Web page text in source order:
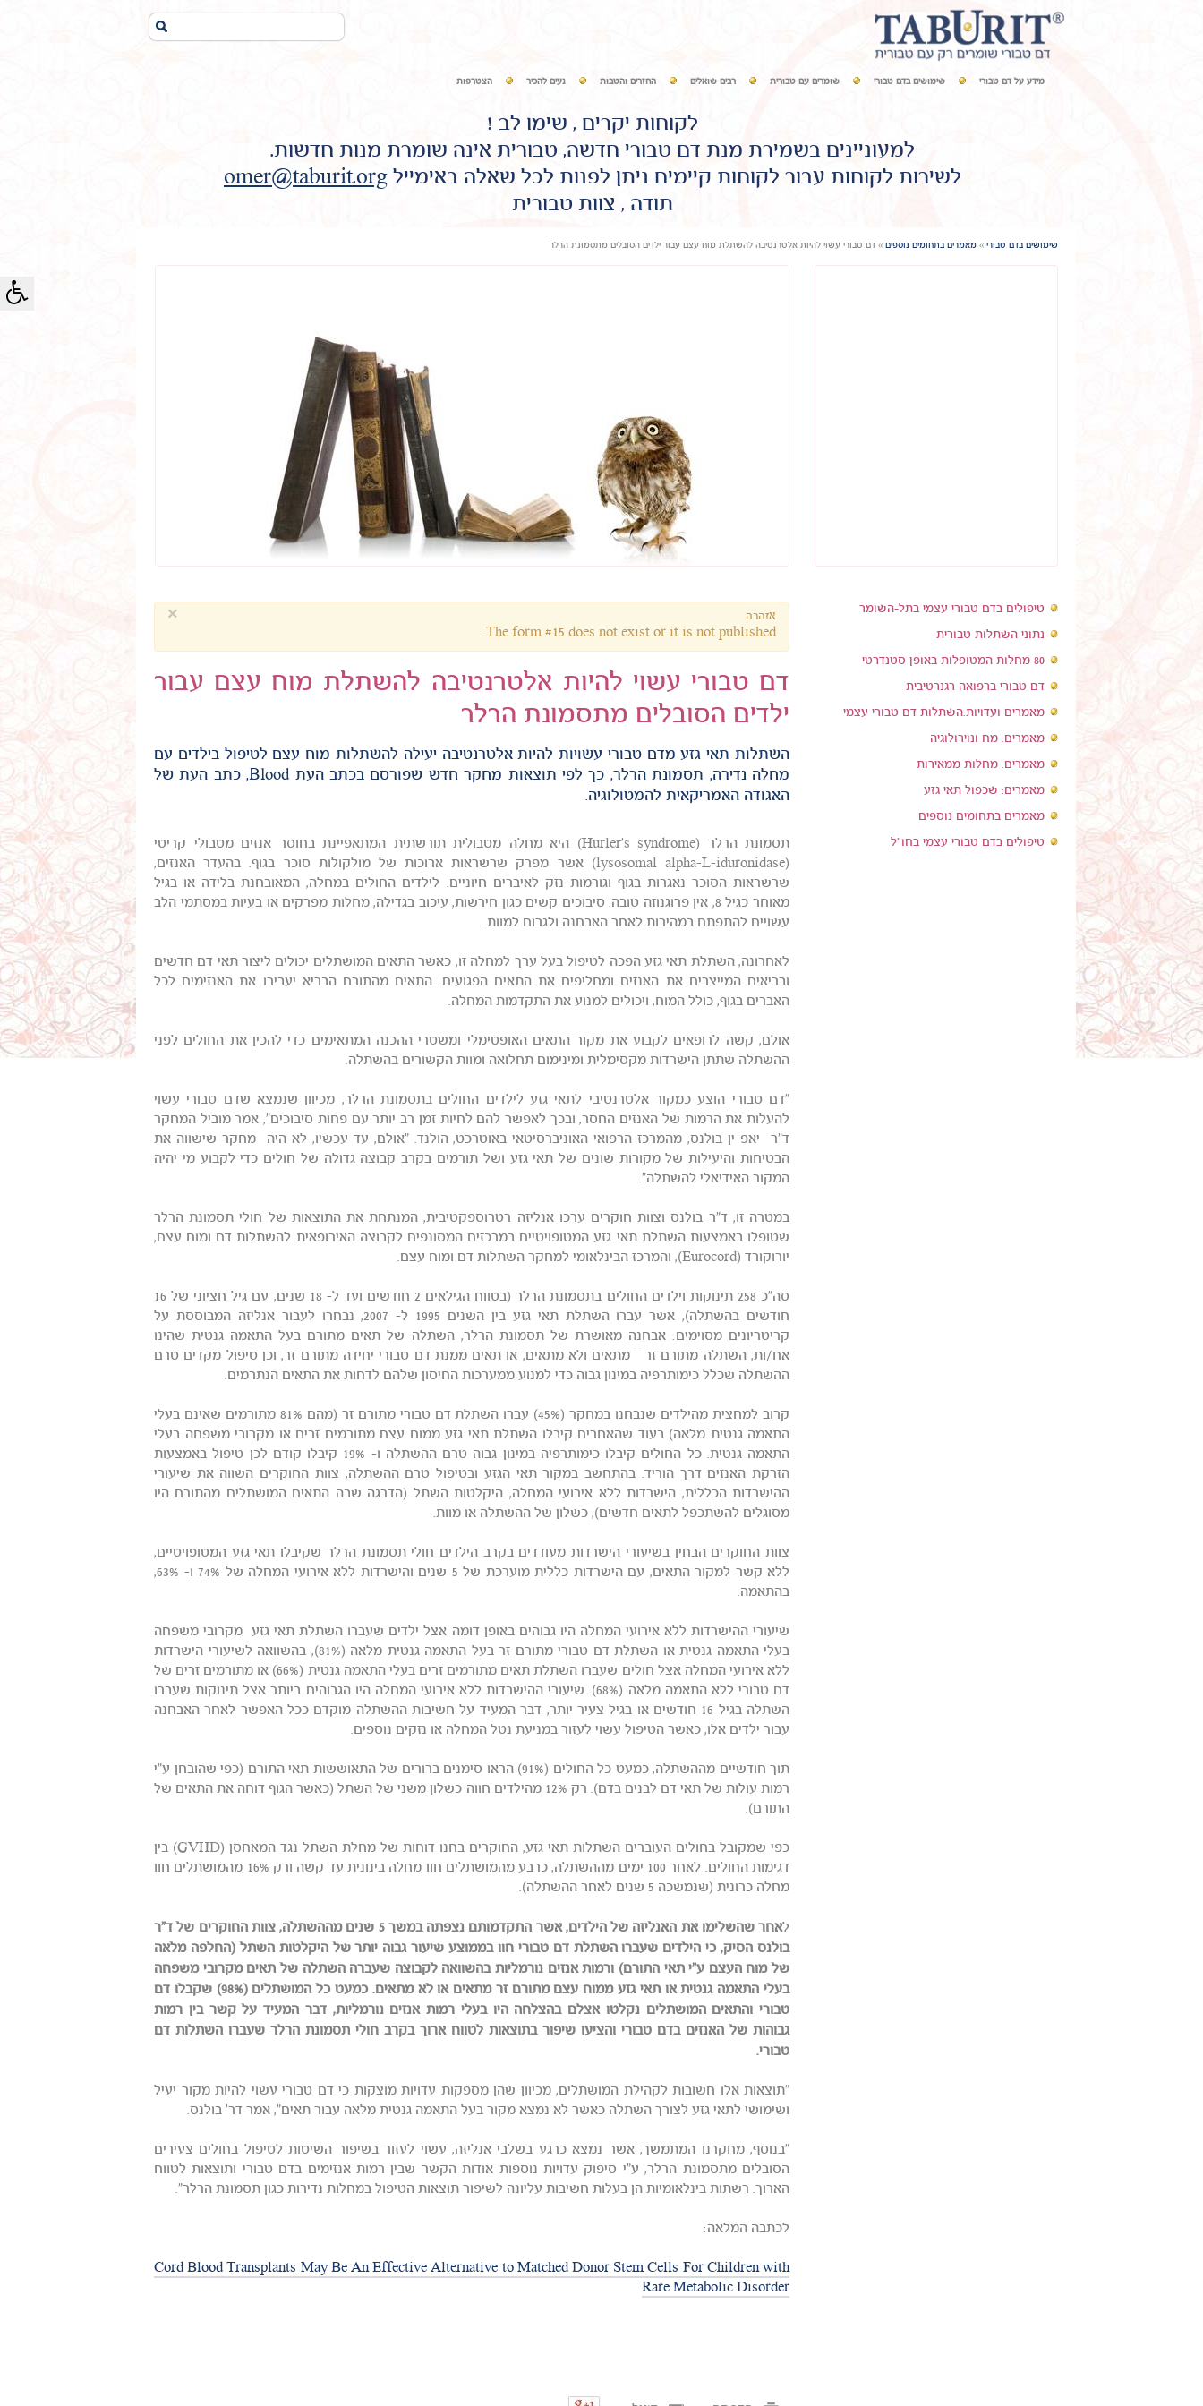
מידע על דם טבורי שימושים בדם טבורי שומרים עם טבורית רבים שואלים החזרים והטבות נעים להכיר הצטרפות
לקוחות יקרים , שימו לב !
למעוניינים בשמירת מנת דם טבורי חדשה, טבורית אינה שומרת מנות חדשות.
לשירות לקוחות עבור לקוחות קיימים ניתן לפנות לכל שאלה באימייל omer@taburit.org
תודה , צוות טבורית
שימושים בדם טבורי » מאמרים בתחומים נוספים » דם טבורי עשוי להיות אלטרנטיבה להשתלת מוח עצם עבור ילדים הסובלים מתסמונת הרלר
טיפולים בדם טבורי עצמי בתל-השומר
נתוני השתלות טבורית
80 מחלות המטופלות באופן סטנדרטי
דם טבורי ברפואה רגנרטיבית
מאמרים ועדויות:השתלות דם טבורי עצמי
מאמרים: מח ונוירולוגיה
מאמרים: מחלות ממאירות
מאמרים: שכפול תאי גזע
מאמרים בתחומים נוספים
טיפולים בדם טבורי עצמי בחו"ל
× אזהרה
The form #15 does not exist or it is not published.
דם טבורי עשוי להיות אלטרנטיבה להשתלת מוח עצם עבור
ילדים הסובלים מתסמונת הרלר
השתלות תאי גזע מדם טבורי עשויות להיות אלטרנטיבה יעילה להשתלות מוח עצם לטיפול בילדים עם
מחלה נדירה, תסמונת הרלר, כך לפי תוצאות מחקר חדש שפורסם בכתב העת Blood, כתב העת של
האגודה האמריקאית להמטולוגיה.
תסמונת הרלר (Hurler's syndrome) היא מחלה מטבולית תורשתית המתאפיינת בחוסר אנזים מטבולי קריטי
(lysosomal alpha-L-iduronidase) אשר מפרק שרשראות ארוכות של מולקולות סוכר בגוף. בהעדר האנזים,
שרשראות הסוכר נאגרות בגוף וגורמות נזק לאיברים חיוניים. לילדים החולים במחלה, המאובחנת בלידה או בגיל
מאוחר כגיל 8, אין פרוגנוזה טובה. סיבוכים קשים כגון חירשות, עיכוב בגדילה, מחלות מפרקים או בעיות במסתמי הלב
עשויים להתפתח במהירות לאחר האבחנה ולגרום למוות.
לאחרונה, השתלת תאי גזע הפכה לטיפול בעל ערך למחלה זו, כאשר התאים המושתלים יכולים ליצור תאי דם חדשים
ובריאים המייצרים את האנזים ומחליפים את התאים הפגועים. התאים מהתורם הבריא יעבירו את האנזימים לכל
האברים בגוף, כולל המוח, ויכולים למנוע את התקדמות המחלה.
אולם, קשה לרופאים לקבוע את מקור התאים האופטימלי ומשטרי ההכנה המתאימים כדי להכין את החולים לפני
ההשתלה שתתן הישרדות מקסימלית ומינימום תחלואה ומוות הקשורים בהשתלה.
"דם טבורי הוצע כמקור אלטרנטיבי לתאי גזע לילדים החולים בתסמונת הרלר, מכיוון שנמצא שדם טבורי עשוי
להעלות את הרמות של האנזים החסר, ובכך לאפשר להם לחיות זמן רב יותר עם פחות סיבוכים", אמר מוביל המחקר
ד"ר יאפ ין בולנס, מהמרכז הרפואי האוניברסיטאי באוטרכט, הולנד. "אולם, עד עכשיו, לא היה מחקר שישווה את
הבטיחות והיעילות של מקורות שונים של תאי גזע ושל תורמים בקרב קבוצה גדולה של חולים כדי לקבוע מי יהיה
המקור האידיאלי להשתלה".
במטרה זו, ד"ר בולנס וצוות חוקרים ערכו אנליזה רטרוספקטיבית, המנתחת את התוצאות של חולי תסמונת הרלר
שטופלו באמצעות השתלת תאי גזע המטופויטיים במרכזים המסונפים לקבוצה האירופאית להשתלות דם ומוח עצם,
יורוקורד (Eurocord), והמרכז הבינלאומי למחקר השתלות דם ומוח עצם.
סה"כ 258 תינוקות וילדים החולים בתסמונת הרלר (בטווח הגילאים 2 חודשים ועד ל- 18 שנים, עם גיל חציוני של 16
חודשים בהשתלה), אשר עברו השתלת תאי גזע בין השנים 1995 ל- 2007, נבחרו לעבור אנליזה המבוססת על
קריטריונים מסוימים: אבחנה מאושרת של תסמונת הרלר, השתלה של תאים מתורם בעל התאמה גנטית שהינו
אח/ות, השתלה מתורם זר – מתאים ולא מתאים, או תאים ממנת דם טבורי יחידה מתורם זר, וכן טיפול מקדים טרם
ההשתלה שכלל כימותרפיה במינון גבוה כדי למנוע ממערכות החיסון שלהם לדחות את התאים הנתרמים.
קרוב למחצית מהילדים שנבחנו במחקר (45%) עברו השתלת דם טבורי מתורם זר (מהם 81% מתורמים שאינם בעלי
התאמה גנטית מלאה) בעוד שהאחרים קיבלו השתלת תאי גזע ממוח עצם מתורמים זרים או מקרובי משפחה בעלי
התאמה גנטית. כל החולים קיבלו כימותרפיה במינון גבוה טרם ההשתלה ו- 19% קיבלו קודם לכן טיפול באמצעות
הזרקת האנזים דרך הוריד. בהתחשב במקור תאי הגזע ובטיפול טרם ההשתלה, צוות החוקרים השווה את שיעורי
ההישרדות הכללית, הישרדות ללא אירועי המחלה, היקלטות השתל (הדרגה שבה התאים המושתלים מהתורם היו
מסוגלים להשתכפל לתאים חדשים), כשלון של ההשתלה או מוות.
צוות החוקרים הבחין בשיעורי הישרדות מעודדים בקרב הילדים חולי תסמונת הרלר שקיבלו תאי גזע המטופויטיים,
ללא קשר למקור התאים, עם הישרדות כללית מוערכת של 5 שנים והישרדות ללא אירועי המחלה של 74% ו- 63%,
בהתאמה.
שיעורי ההישרדות ללא אירועי המחלה היו גבוהים באופן דומה אצל ילדים שעברו השתלת תאי גזע מקרובי משפחה
בעלי התאמה גנטית או השתלת דם טבורי מתורם זר בעל התאמה גנטית מלאה (81%), בהשוואה לשיעורי הישרדות
ללא אירועי המחלה אצל חולים שעברו השתלת תאים מתורמים זרים בעלי התאמה גנטית (66%) או מתורמים זרים של
דם טבורי ללא התאמה מלאה (68%). שיעורי ההישרדות ללא אירועי המחלה היו הגבוהים ביותר אצל תינוקות שעברו
השתלה בגיל 16 חודשים או בגיל צעיר יותר, דבר המעיד על חשיבות ההשתלה מוקדם ככל האפשר לאחר האבחנה
עבור ילדים אלו, כאשר הטיפול עשוי לעזור במניעת נטל המחלה או נזקים נוספים.
תוך חודשיים מההשתלה, כמעט כל החולים (91%) הראו סימנים ברורים של התאוששות תאי התורם (כפי שהובחן ע"י
רמות עולות של תאי דם לבנים בדם). רק 12% מהילדים חווה כשלון משני של השתל (כאשר הגוף דוחה את התאים של
התורם).
כפי שמקובל בחולים העוברים השתלות תאי גזע, החוקרים בחנו דוחות של מחלת השתל נגד המאחסן (GVHD) בין
דגימות החולים. לאחר 100 ימים מההשתלה, כרבע מהמושתלים חוו מחלה בינונית עד קשה ורק 16% מהמושתלים חוו
מחלה כרונית (שנמשכה 5 שנים לאחר ההשתלה).
ל
אחר שהשלימו את האנליזה של הילדים, אשר התקדמותם נצפתה במשך 5 שנים מההשתלה, צוות החוקרים של ד"ר
בולנס הסיק, כי הילדים שעברו השתלת דם טבורי חוו בממוצע שיעור גבוה יותר של היקלטות השתל (החלפה מלאה
של מוח העצם ע"י תאי התורם) ורמות אנזים נורמליות בהשוואה לקבוצה שעברה השתלה של תאים מקרובי משפחה
בעלי התאמה גנטית או תאי גזע ממוח עצם מתורם זר מתאים או לא מתאים. כמעט כל המושתלים (98%) שקבלו דם
טבורי והתאים המושתלים נקלטו אצלם בהצלחה היו בעלי רמות אנזים נורמליות, דבר המעיד על קשר בין רמות
גבוהות של האנזים בדם טבורי והציעו שיפור בתוצאות לטווח ארוך בקרב חולי תסמונת הרלר שעברו השתלות דם
טבורי.
"תוצאות אלו חשובות לקהילת המושתלים, מכיוון שהן מספקות עדויות מוצקות כי דם טבורי עשוי להיות מקור יעיל
ושימושי לתאי גזע לצורך השתלה כאשר לא נמצא מקור בעל התאמה גנטית מלאה עבור תאים", אמר דר' בולנס.
"בנוסף, מחקרנו המתמשך, אשר נמצא כרגע בשלבי אנליזה, עשוי לעזור בשיפור השיטות לטיפול בחולים צעירים
הסובלים מתסמונת הרלר, ע"י סיפוק עדויות נוספות אודות הקשר שבין רמות אנזימים בדם טבורי ותוצאות לטווח
הארוך. רשתות בינלאומיות הן בעלות חשיבות עליונה לשיפור תוצאות הטיפול במחלות נדירות כגון תסמונת הרלר".
לכתבה המלאה:
Cord Blood Transplants May Be An Effective Alternative to Matched Donor Stem Cells For Children with
Rare Metabolic Disorder